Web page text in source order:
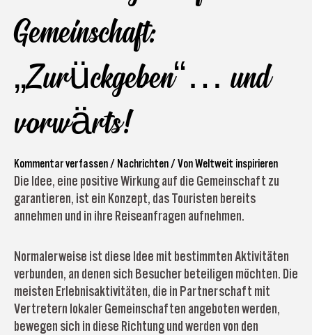
Gemeinschaft:
„Zurückgeben“… und
vorwärts!
Kommentar verfassen / Nachrichten / VonWeltweit inspirieren
Die Idee, eine positive Wirkung auf die Gemeinschaft zu
garantieren, ist ein Konzept, das Touristen bereits
annehmen und in ihre Reiseanfragen aufnehmen.
Normalerweise ist diese Idee mit bestimmten Aktivitäten
verbunden, an denen sich Besucher beteiligen möchten. Die
meisten Erlebnisaktivitäten, die in Partnerschaft mit
Vertretern lokaler Gemeinschaften angeboten werden,
bewegen sich in diese Richtung und werden von den